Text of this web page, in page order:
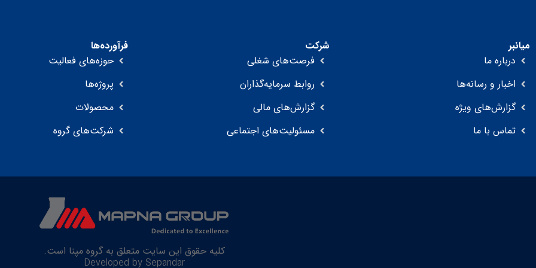
میانبر
درباره ما
اخبار و رسانه‌ها
گزارش‌های ویژه
تماس با ما
شرکت
فرصت‌های شغلی
روابط سرمایه‌گذاران
گزارش‌های مالی
مسئولیت‌های اجتماعی
فرآورده‌ها
حوزه‌های فعالیت
پروژه‌ها
محصولات
شرکت‌های گروه
کلیه حقوق این سایت متعلق به گروه مپنا است.
Developed by Sepandar